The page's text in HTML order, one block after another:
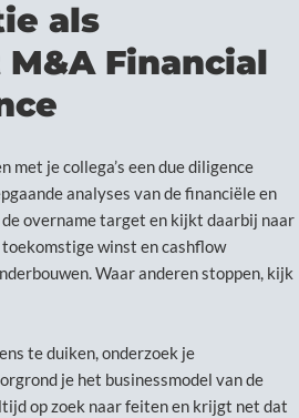
als
Financial
met je collega’s een due diligence
analyses van de financiële en
overname target en kijkt daarbij naar
winst en cashflow
Waar anderen stoppen, kijk
te duiken, onderzoek je
je het businessmodel van de
op zoek naar feiten en krijgt net dat